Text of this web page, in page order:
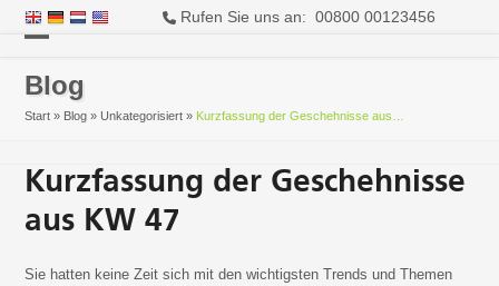
Rufen Sie uns an: 00800 00123456
mobile
mobile
Blog
Start » Blog »Unkategorisiert » Kurzfassung der Geschehnisse aus…
Kurzfassung der Geschehnisse
aus KW 47
Sie hatten keine Zeit sich mit den wichtigsten Trends und Themen